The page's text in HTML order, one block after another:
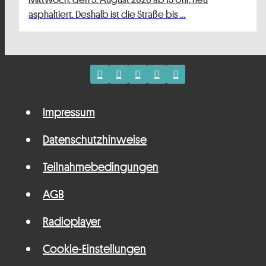
asphaltiert. Deshalb ist die Straße bis …
Impressum
Datenschutzhinweise
Teilnahmebedingungen
AGB
Radioplayer
Cookie-Einstellungen